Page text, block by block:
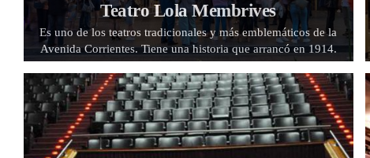
Teatro Lola Membrives
Es uno de los teatros tradicionales y más emblemáticos de la
Avenida Corrientes. Tiene una historia que arrancó en 1914.